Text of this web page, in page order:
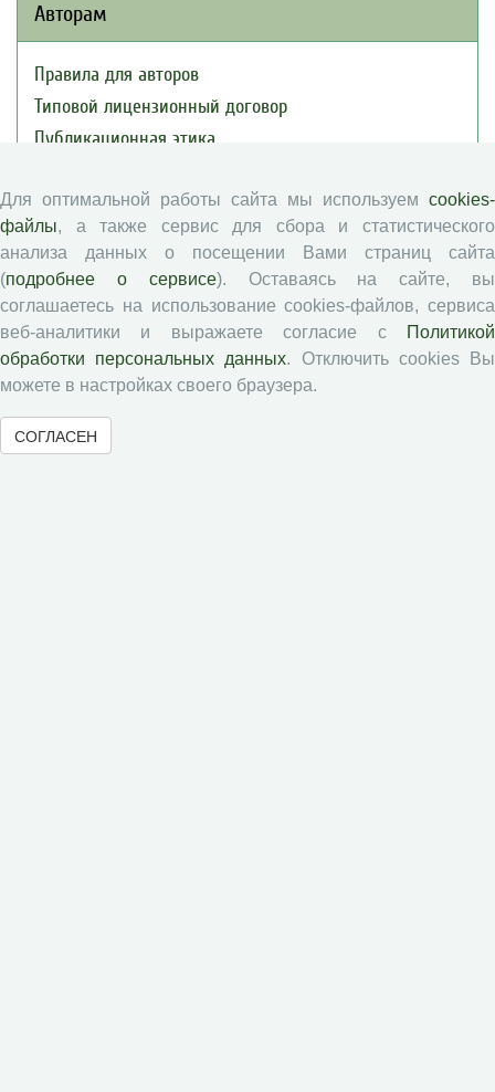
Авторам
Правила для авторов
Типовой лицензионный договор
Публикационная этика
Авторские права
Рецензентам
Памятка рецензенту
Положение о рецензировании
Форма рецензии
Для оптимальной работы сайта мы используем cookies-
файлы, а также сервис для сбора и статистического
анализа данных о посещении Вами страниц сайта
(подробнее о сервисе). Оставаясь на сайте, вы
соглашаетесь на использование cookies-файлов, сервиса
веб-аналитики и выражаете согласие с
Политикой
обработки персональных данных. Отключить cookies Вы
можете в настройках своего браузера.
СОГЛАСЕН